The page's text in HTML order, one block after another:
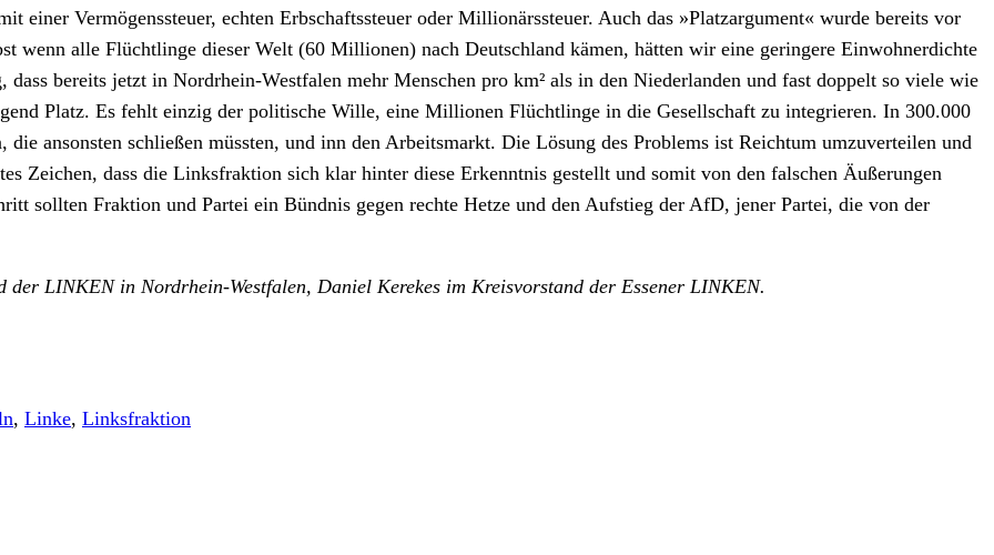
einer Vermögenssteuer, echten Erbschaftssteuer oder Millionärssteuer. Auch das »Platzargument« wurde bereits vor
wenn alle Flüchtlinge dieser Welt (60 Millionen) nach Deutschland kämen, hätten wir eine geringere Einwohnerdichte
bereits jetzt in Nordrhein-Westfalen mehr Menschen pro km² als in den Niederlanden und fast doppelt so viele wie
Platz. Es fehlt einzig der politische Wille, eine Millionen Flüchtlinge in die Gesellschaft zu integrieren. In 300.000
die ansonsten schließen müssten, und inn den Arbeitsmarkt. Die Lösung des Problems ist Reichtum umzuverteilen und
Zeichen, dass die Linksfraktion sich klar hinter diese Erkenntnis gestellt und somit von den falschen Äußerungen
sollten Fraktion und Partei ein Bündnis gegen rechte Hetze und den Aufstieg der AfD, jener Partei, die von der
LINKEN in Nordrhein-Westfalen, Daniel Kerekes im Kreisvorstand der Essener LINKEN.
, Linke, Linksfraktion